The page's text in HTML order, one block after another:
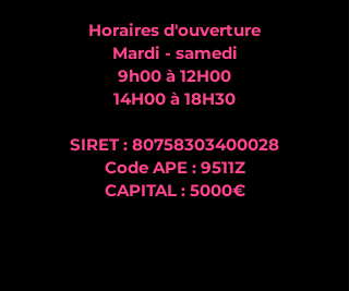
Horaires d'ouverture
Mardi - samedi
9h00 à 12H00
14H00 à 18H30
SIRET : 80758303400028
Code APE : 9511Z
CAPITAL : 5000€